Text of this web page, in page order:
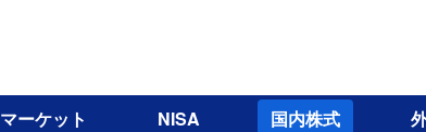
マーケット NISA 国内株式